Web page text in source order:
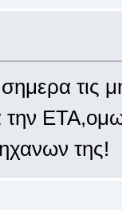
σημερα
την
της!